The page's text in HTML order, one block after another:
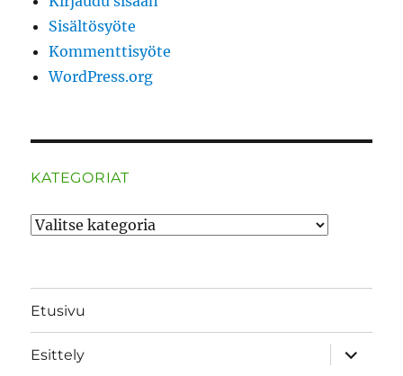
Sisältösyöte
Kommenttisyöte
WordPress.org
KATEGORIAT
Kategoriat
Etusivu
Esittely
näytä